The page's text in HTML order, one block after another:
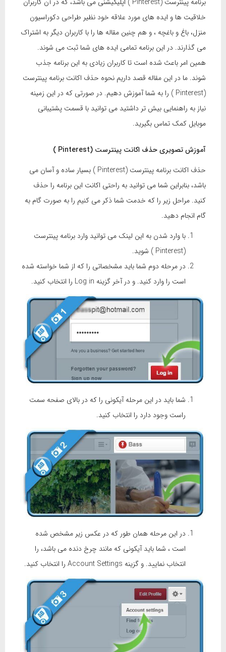
خلاقیت ها و ایده های مورد علاقه خود نظیر طراحی دکوراسیون
منزل، باغ و باغچه ، و هم چنین مقاله ها را با کاربران دیگر به اشتراک
می گذارند. در این برنامه تمامی ایده های شما ثبت می شوند.
همین امر باعث شده است تا کاربران زیادی به این برنامه جذب
شوند. ما در این مقاله قصد داریم نحوه حذف اکانت برنامه پینترست
(Pinterest ) را به شما آموزش دهیم. در صورتی که در این زمینه
نیاز به راهنمایی بیش تر داشتید می توانید با قسمت پشتیبانی
موبایل کمک تماس بگیرید.
آموزش تصویری حذف اکانت پینترست (Pinterest )
حذف اکانت برنامه پینترست (Pinterest ) بسیار ساده و آسان می
باشد، بنابراین شما می توانید به راحتی اکانت این برنامه را حذف
کنید. مراحل زیر را که خدمت شما ذکر می کنیم را به صورت گام به
گام انجام دهید.
با وارد شدن به این لینک می توانید وارد برنامه پینترست
(Pinterest ) شوید.
در مرحله دوم شما باید مشخصاتی را که از شما خواسته شده
است را وارد کنید. و در آخر گزینه Log in را انتخاب کنید.
شما باید در این مرحله آیکونی را که در بالای صفحه سمت
راست وجود دارد را انتخاب کنید.
در این مرحله همان طور که در عکس زیر مشخص شده
است ، شما باید آیکونی که مانند چرخ دنده می باشد، را
انتخاب نمایید. و گزینه Account Settings را انتخاب کنید.